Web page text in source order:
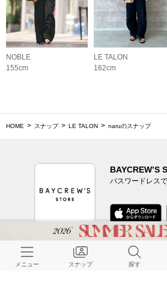
NOBLE
155cm
LE TALON
162cm
HOME スナップ LE TALON naruのスナップ
BAYCREW’S
パスワードレス
CUSTOMER
メニュー スナップ 探す